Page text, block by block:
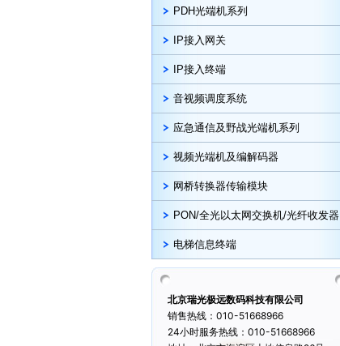
PDH光端机系列
IP接入网关
IP接入终端
音视频调度系统
应急通信及野战光端机系列
视频光端机及编解码器
网桥转换器传输模块
PON/全光以太网交换机/光纤收发器
电梯信息终端
北京瑞光极远数码科技有限公司
销售热线：010-51668966
24小时服务热线：010-51668966